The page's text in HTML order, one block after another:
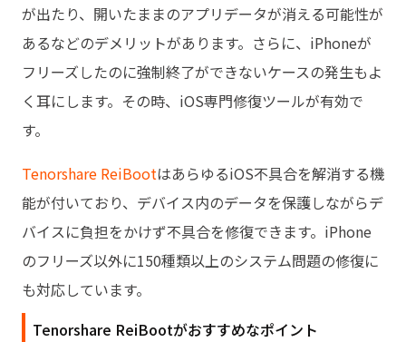
が出たり、開いたままのアプリデータが消える可能性が
あるなどのデメリットがあります。さらに、iPhoneが
フリーズしたのに強制終了ができないケースの発生もよ
く耳にします。その時、iOS専門修復ツールが有効で
す。
Tenorshare ReiBootはあらゆるiOS不具合を解消する機
能が付いており、デバイス内のデータを保護しながらデ
バイスに負担をかけず不具合を修復できます。iPhone
のフリーズ以外に150種類以上のシステム問題の修復に
も対応しています。
Tenorshare ReiBootがおすすめなポイント